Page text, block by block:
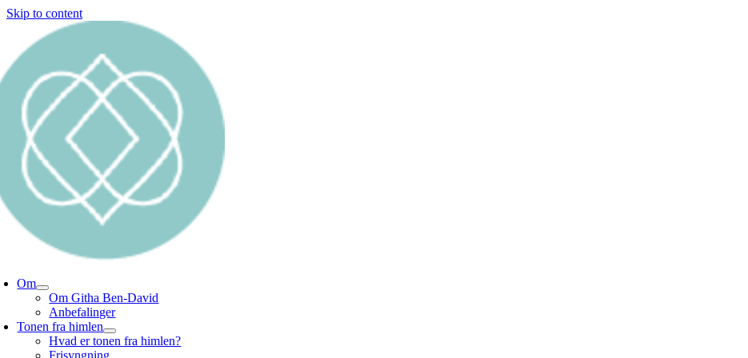
Skip to content
Om
Om Githa Ben-David
Anbefalinger
Tonen fra himlen
Hvad er tonen fra himlen?
Frisyngning